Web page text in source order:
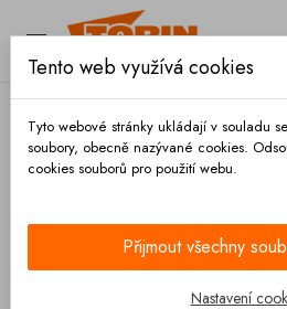

Tento web využívá cookies
Tyto webové stránky ukládají v souladu
soubory, obecně nazývané cookies.
cookies souborů pro použití webu.
Přijmout všechny
Nastavení